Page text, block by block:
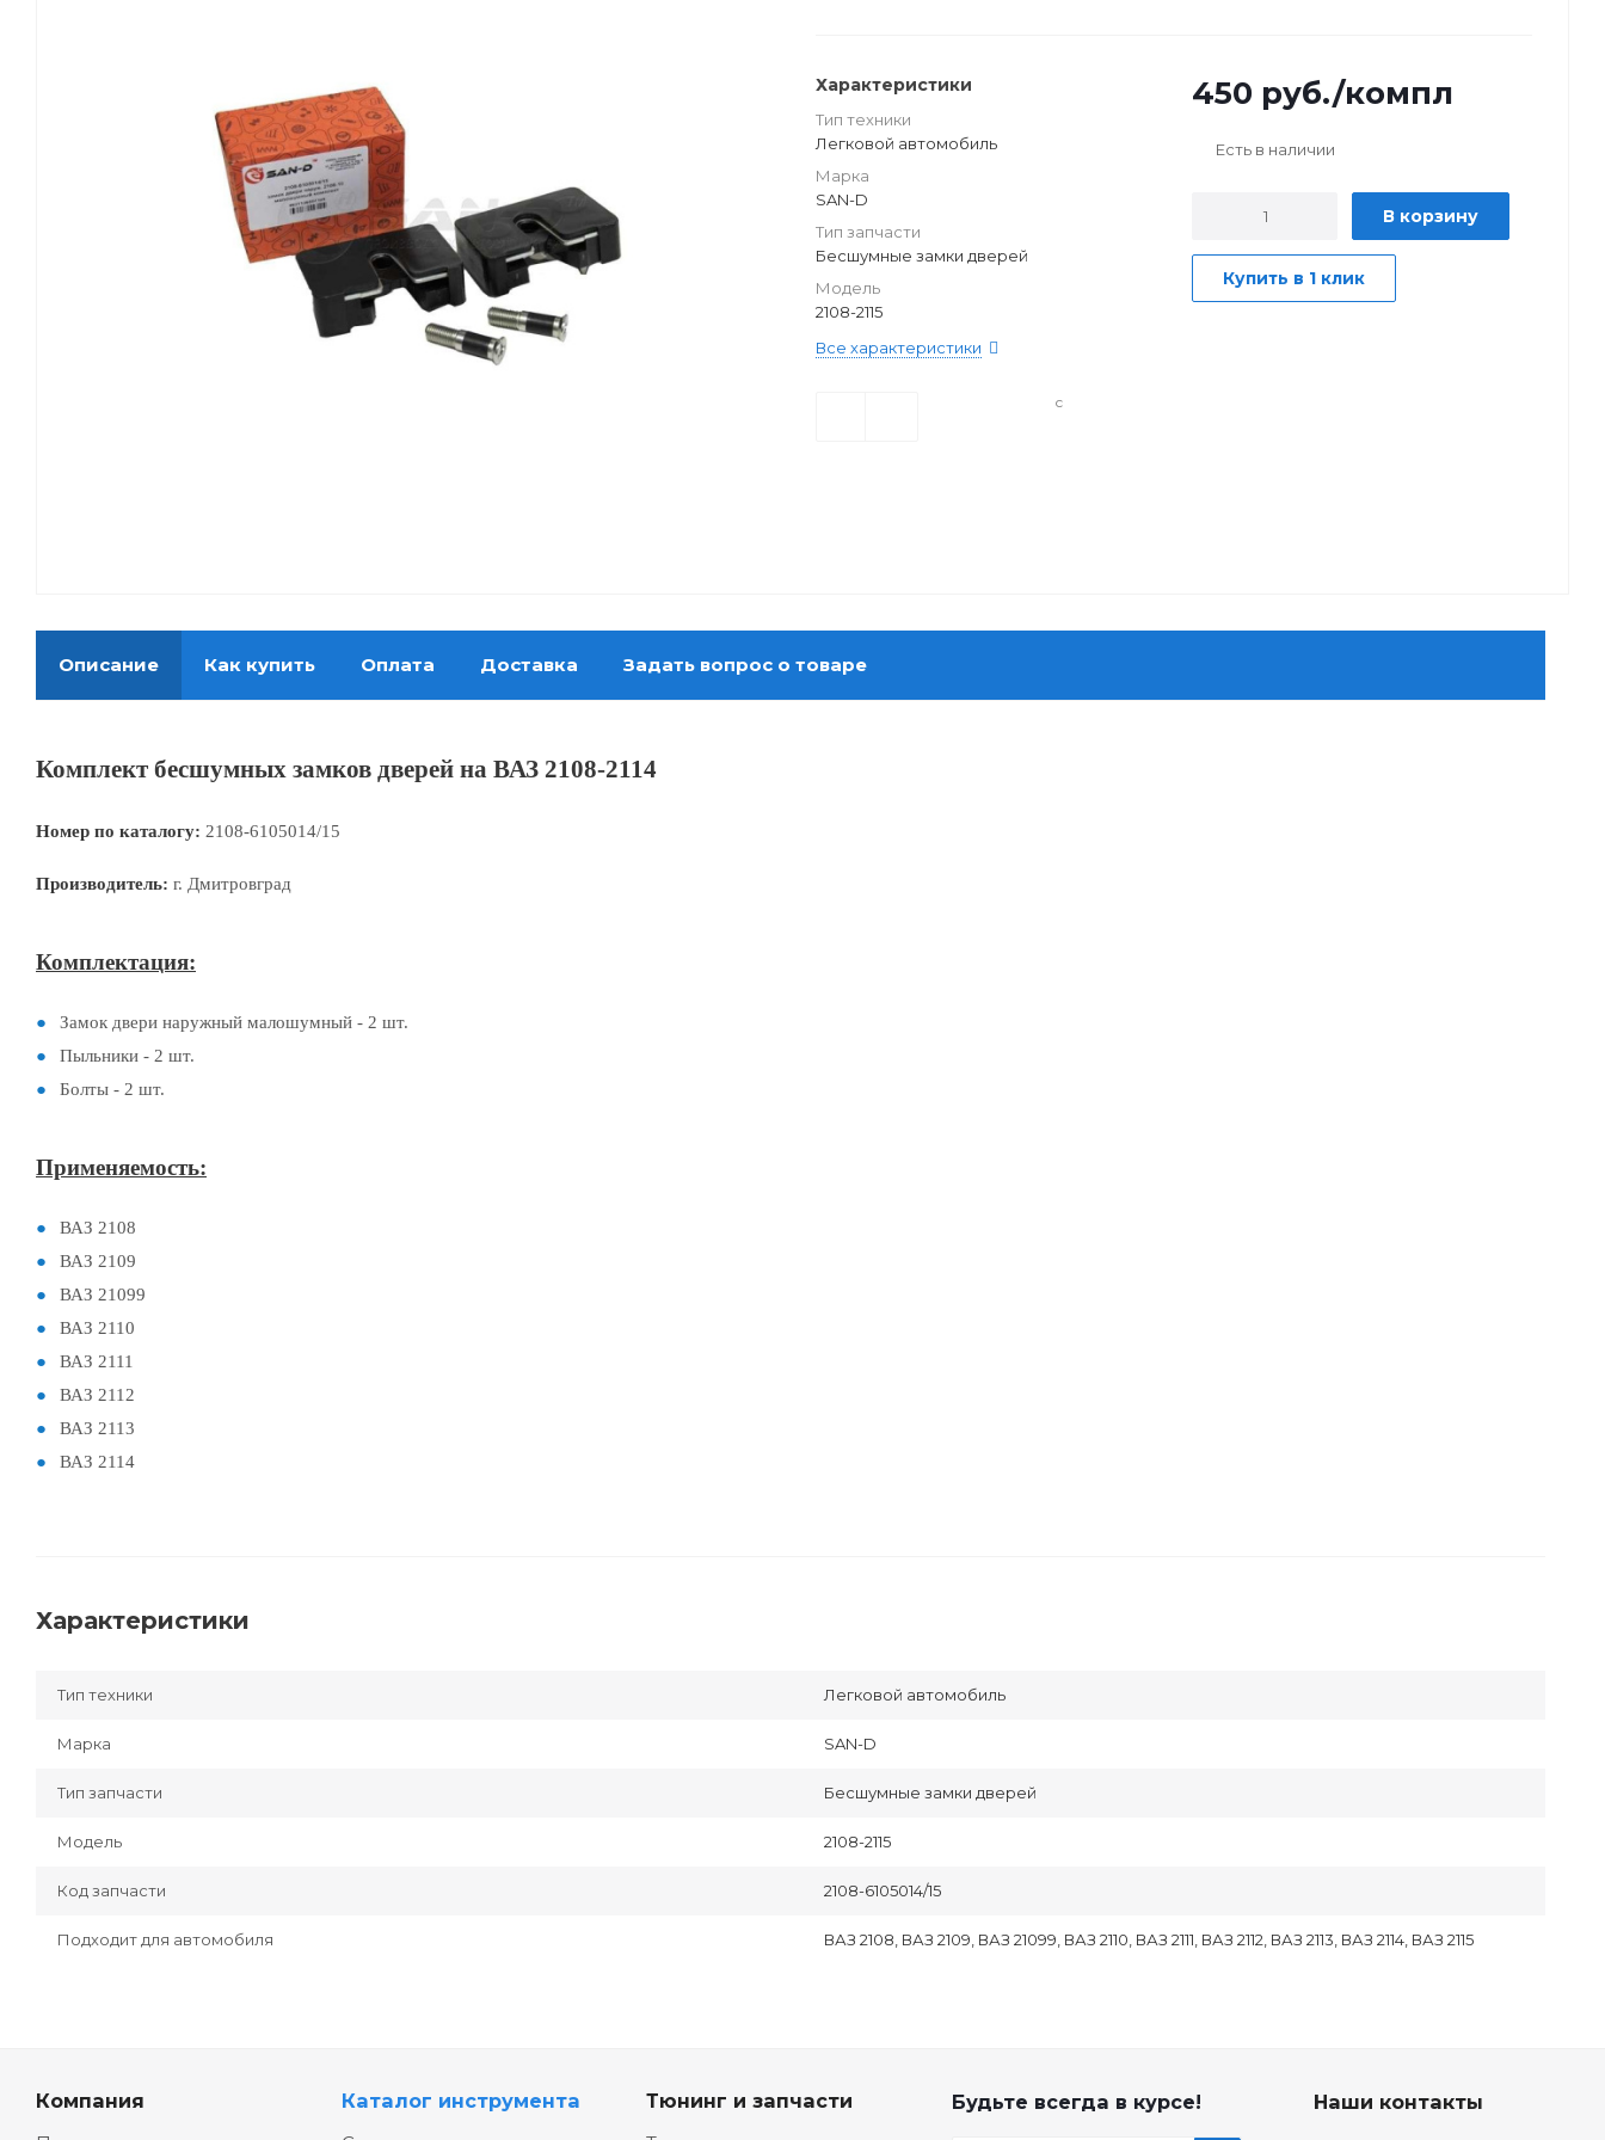
Характеристики
Тип техники
Легковой автомобиль
Марка
SAN-D
Тип запчасти
Бесшумные замки дверей
Модель
2108-2115
Все характеристики
450 руб./компл
Есть в наличии
В корзину
Купить в 1 клик
с
Описание Как купить Оплата Доставка Задать вопрос о товаре
Комплект бесшумных замков дверей на ВАЗ 2108-2114
Номер по каталогу: 2108-6105014/15
Производитель: г. Дмитровград
Комплектация:
Замок двери наружный малошумный - 2 шт.
Пыльники - 2 шт.
Болты - 2 шт.
Применяемость:
ВАЗ 2108
ВАЗ 2109
ВАЗ 21099
ВАЗ 2110
ВАЗ 2111
ВАЗ 2112
ВАЗ 2113
ВАЗ 2114
Характеристики
Тип техники Легковой автомобиль
Марка SAN-D
Тип запчасти Бесшумные замки дверей
Модель 2108-2115
Код запчасти 2108-6105014/15
Подходит для автомобиля ВАЗ 2108, ВАЗ 2109, ВАЗ 21099, ВАЗ 2110, ВАЗ 2111, ВАЗ 2112, ВАЗ 2113, ВАЗ 2114, ВАЗ 2115
Компания Каталог инструмента Тюнинг и запчасти Будьте всегда в курсе! Наши контакты